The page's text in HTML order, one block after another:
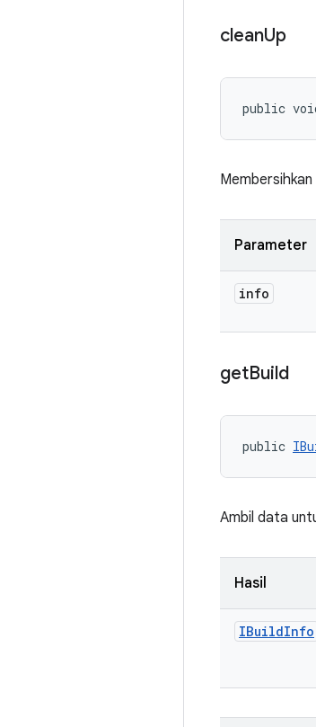
cleanUp
public
Parameter
info
getBuild
public
Ambil data
Hasil
IBuildInfo